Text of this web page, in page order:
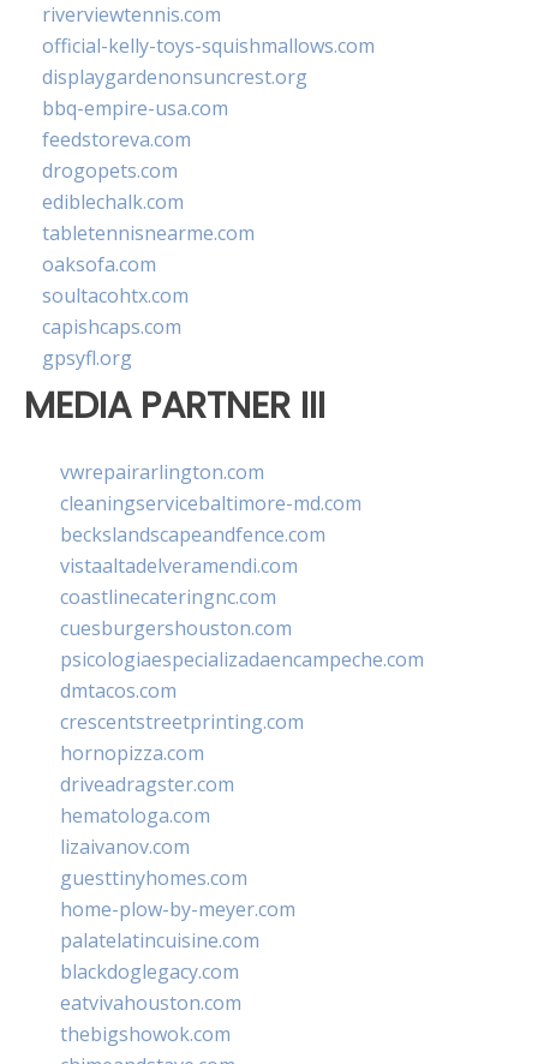
riverviewtennis.com
official-kelly-toys-squishmallows.com
displaygardenonsuncrest.org
bbq-empire-usa.com
feedstoreva.com
drogopets.com
ediblechalk.com
tabletennisnearme.com
oaksofa.com
soultacohtx.com
capishcaps.com
gpsyfl.org
MEDIA PARTNER III
vwrepairarlington.com
cleaningservicebaltimore-md.com
beckslandscapeandfence.com
vistaaltadelveramendi.com
coastlinecateringnc.com
cuesburgershouston.com
psicologiaespecializadaencampeche.com
dmtacos.com
crescentstreetprinting.com
hornopizza.com
driveadragster.com
hematologa.com
lizaivanov.com
guesttinyhomes.com
home-plow-by-meyer.com
palatelatincuisine.com
blackdoglegacy.com
eatvivahouston.com
thebigshowok.com